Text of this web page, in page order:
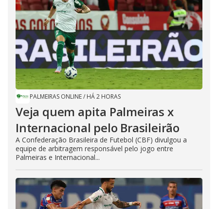
PALMEIRAS ONLINE/ HÁ 2 HORAS
Veja quem apita Palmeiras x
Internacional pelo Brasileirão
A Confederação Brasileira de Futebol (CBF) divulgou a
equipe de arbitragem responsável pelo jogo entre
Palmeiras e Internacional...